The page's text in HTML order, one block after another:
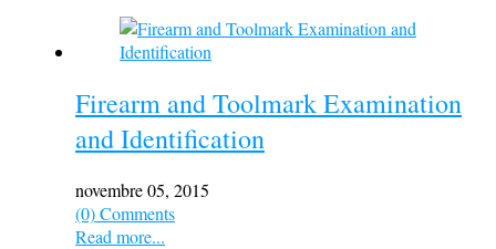
Firearm and Toolmark Examination
and Identification
novembre 05, 2015
(0) Comments
Read more...